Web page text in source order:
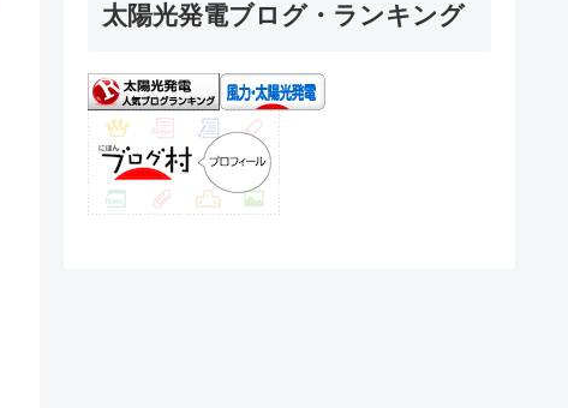
太陽光発電ブログ・ランキング